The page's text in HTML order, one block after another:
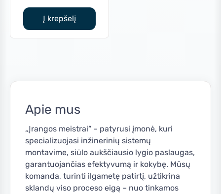
was:
price
€1,719.00.
Į krepšelį
Apie mus
„Įrangos meistrai“ – patyrusi įmonė, kuri
specializuojasi inžinerinių sistemų
montavime, siūlo aukščiausio lygio paslaugas,
garantuojančias efektyvumą ir kokybę. Mūsų
komanda, turinti ilgametę patirtį, užtikrina
sklandų viso proceso eigą – nuo tinkamos